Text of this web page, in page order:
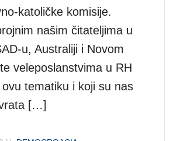
katoličke komisije.
našim čitateljima u
u, Australiji i Novom
veleposlanstvima u RH
ovu tematiku i koji su nas
[…]